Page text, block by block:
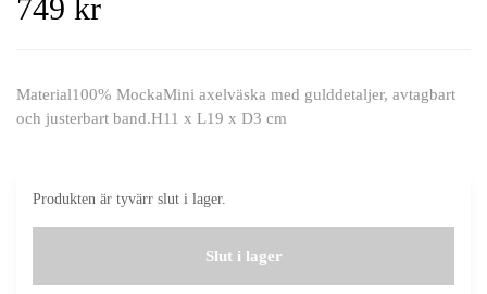
749 kr
Material100% MockaMini axelväska med gulddetaljer, avtagbart
och justerbart band.H11 x L19 x D3 cm
Produkten är tyvärr slut i lager.
Slut i lager